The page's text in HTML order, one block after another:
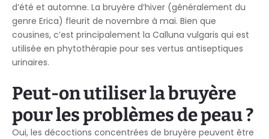
d’été et automne. La bruyère d’hiver (généralement du
genre Erica) fleurit de novembre à mai. Bien que
cousines, c’est principalement la Calluna vulgaris qui est
utilisée en phytothérapie pour ses vertus antiseptiques
urinaires.
Peut-on utiliser la bruyère
pour les problèmes de peau ?
Oui, les décoctions concentrées de bruyère peuvent être